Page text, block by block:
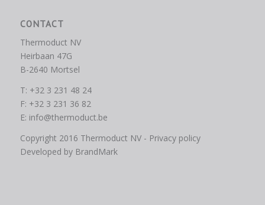
CONTACT
Thermoduct NV
Heirbaan 47G
B-2640 Mortsel
T: +32 3 231 48 24
F: +32 3 231 36 82
E: info@thermoduct.be
Copyright 2016 Thermoduct NV - Privacy policy
Developed by BrandMark